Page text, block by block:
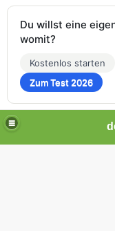
Du willst eine
womit?
Kostenlos starten
Zum Test 2026